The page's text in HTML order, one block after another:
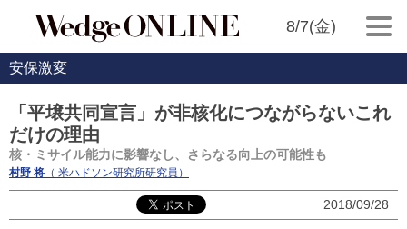
8/7(金)
安保激変
「平壌共同宣言」が非核化につながらないこれ
だけの理由
核・ミサイル能力に影響なし、さらなる向上の可能性も
村野 将 （ 米ハドソン研究所研究員）
2018/09/28